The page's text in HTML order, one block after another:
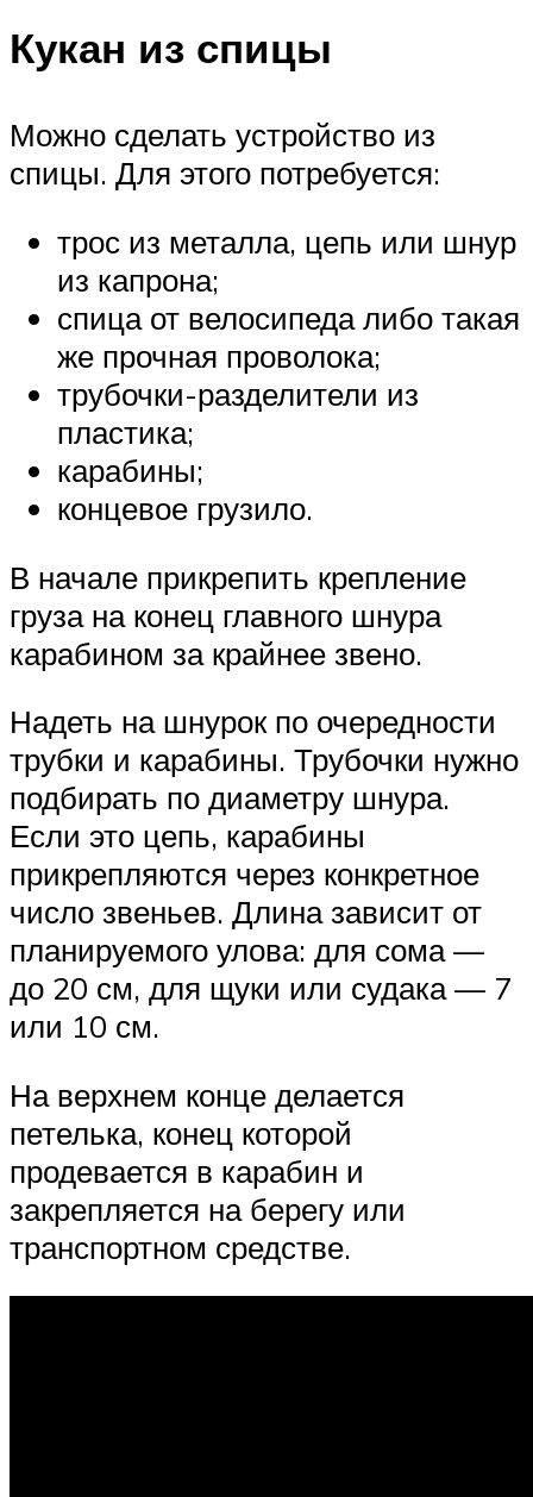
Кукан из спицы
Можно сделать устройство из
спицы. Для этого потребуется:
трос из металла, цепь или шнур
из капрона;
спица от велосипеда либо такая
же прочная проволока;
трубочки-разделители из
пластика;
карабины;
концевое грузило.
В начале прикрепить крепление
груза на конец главного шнура
карабином за крайнее звено.
Надеть на шнурок по очередности
трубки и карабины. Трубочки нужно
подбирать по диаметру шнура.
Если это цепь, карабины
прикрепляются через конкретное
число звеньев. Длина зависит от
планируемого улова: для сома —
до 20 см, для щуки или судака — 7
или 10 см.
На верхнем конце делается
петелька, конец которой
продевается в карабин и
закрепляется на берегу или
транспортном средстве.